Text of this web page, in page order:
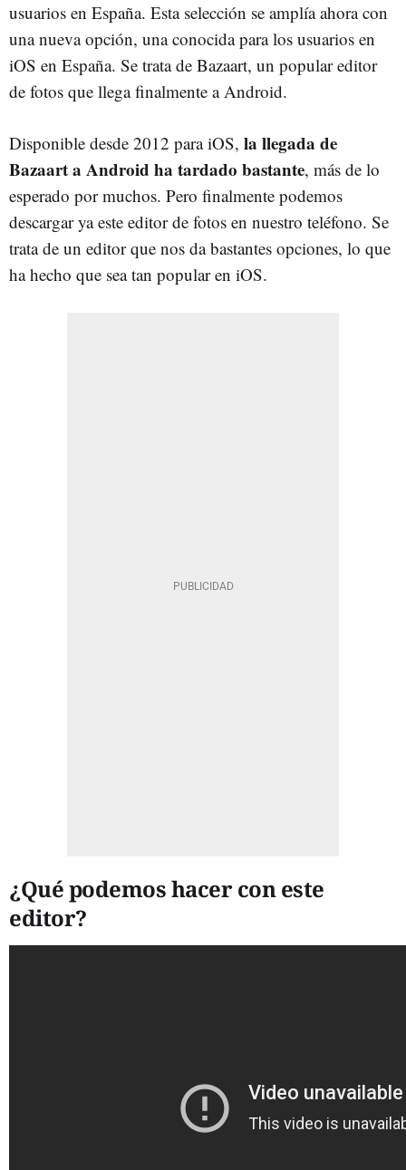
usuarios en España. Esta selección se amplía ahora con
una nueva opción, una conocida para los usuarios en
iOS en España. Se trata de Bazaart, un popular editor
de fotos que llega finalmente a Android.
Disponible desde 2012 para iOS, la llegada de
Bazaart a Android ha tardado bastante, más de lo
esperado por muchos. Pero finalmente podemos
descargar ya este editor de fotos en nuestro teléfono. Se
trata de un editor que nos da bastantes opciones, lo que
ha hecho que sea tan popular en iOS.
¿Qué podemos hacer con este
editor?